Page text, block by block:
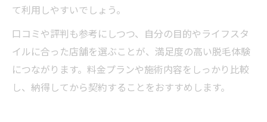
て利用しやすいでしょう。
口コミや評判も参考にしつつ、自分の目的やライフスタ
イルに合った店舗を選ぶことが、満足度の高い脱毛体験
につながります。料金プランや施術内容をしっかり比較
し、納得してから契約することをおすすめします。